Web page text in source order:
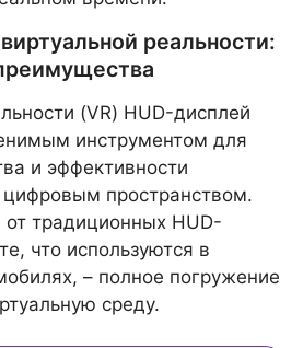
реальности:
(VR) HUD-дисплей
инструментом для
и эффективности
цифровым пространством.
традиционных HUD-
что используются в
– полное погружение
среду.